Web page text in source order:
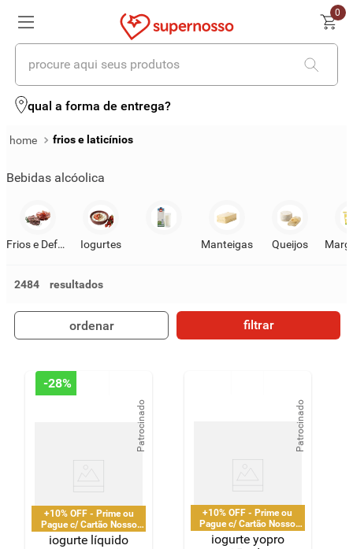
0
procure aqui seus produtos
qual a forma de entrega?
frios e laticínios
Bebidas alcóolica
Frios e Defumados Iogurtes Manteigas Queijos
2484
ordenar filtrar
Patrocinado
-28%
+10% OFF - Prime ou
Pague c/ Cartão Nosso
Pay
iogurte líquido
Patrocinado
+10% OFF - Prime ou
Pague c/ Cartão Nosso
Pay
iogurte yopro
termos mais buscados
4º
vinhos
9º macarrão